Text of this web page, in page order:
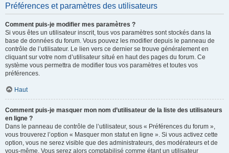
Préférences et paramètres des utilisateurs
Comment puis-je modifier mes paramètres ?
Si vous êtes un utilisateur inscrit, tous vos paramètres sont stockés dans la
base de données du forum. Vous pouvez les modifier depuis le panneau de
contrôle de l’utilisateur. Le lien vers ce dernier se trouve généralement en
cliquant sur votre nom d’utilisateur situé en haut des pages du forum. Ce
système vous permettra de modifier tous vos paramètres et toutes vos
préférences.
Haut
Comment puis-je masquer mon nom d’utilisateur de la liste des utilisateurs
en ligne ?
Dans le panneau de contrôle de l’utilisateur, sous « Préférences du forum »,
vous trouverez l’option « Masquer mon statut en ligne ». Si vous activez cette
option, vous ne serez visible que des administrateurs, des modérateurs et de
vous-même. Vous serez alors comptabilisé comme étant un utilisateur